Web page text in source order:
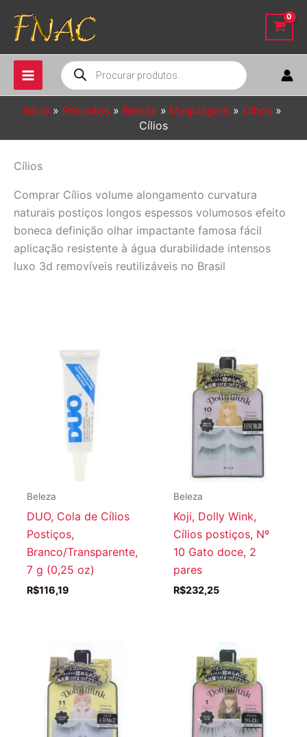
para
conteúdo
Pesquisar
produtos
Início Produtos Beleza Maquiagem
Olhos
Cílios
Cílios
Comprar Cílios volume alongamento curvatura
naturais postiços longos espessos volumosos efeito
boneca definição olhar impactante famosa fácil
aplicação resistente à água durabilidade intensos
luxo 3d removíveis reutilizáveis no Brasil
Beleza
DUO, Cola de Cílios
Postiços,
Branco/Transparente,
7 g (0,25 oz)
R$116,19
Beleza
Koji, Dolly Wink,
Cílios postiços, Nº
10 Gato doce, 2
pares
R$232,25